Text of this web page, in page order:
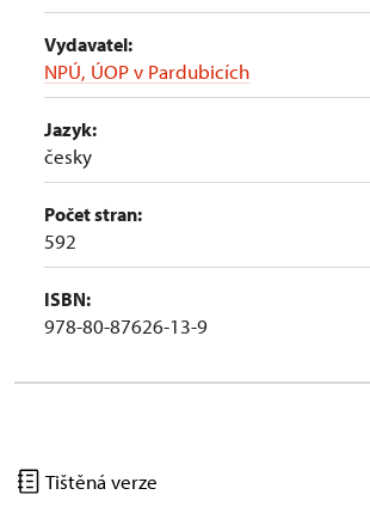
Vydavatel:
NPÚ, ÚOP v Pardubicích
Jazyk:
česky
Počet stran:
592
ISBN:
978-80-87626-13-9
Tištěná verze